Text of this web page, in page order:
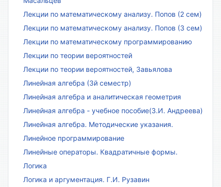
Лекции по математическому анализу. Попов (2 сем)
Лекции по математическому анализу. Попов (3 сем)
Лекции по математическому программированию
Лекции по теории вероятностей
Лекции по теории вероятностей, Завьялова
Линейная алгебра (3й семестр)
Линейная алгебра и аналитическая геометрия
Линейная алгебра - учебное пособие(З.И. Андреева)
Линейная алгебра. Методические указания.
Линейное программирование
Линейные операторы. Квадратичные формы.
Логика
Логика и аргументация. Г.И. Рузавин